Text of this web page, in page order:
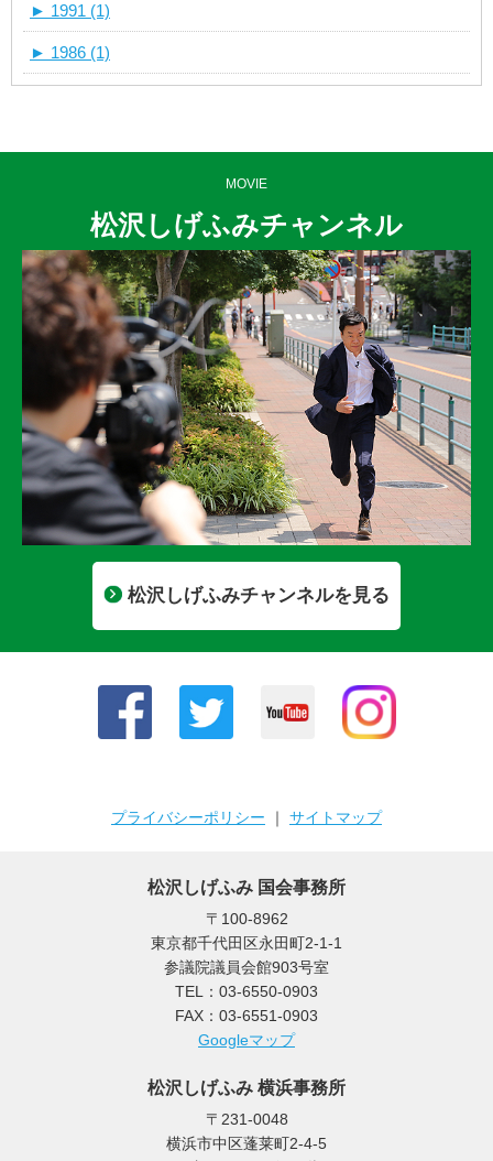
► 1991 (1)
► 1986 (1)
MOVIE
松沢しげふみチャンネル
松沢しげふみチャンネルを見る
プライバシーポリシー ｜ サイトマップ
松沢しげふみ 国会事務所
〒100-8962
東京都千代田区永田町2-1-1
参議院議員会館903号室
TEL：03-6550-0903
FAX：03-6551-0903
Googleマップ
松沢しげふみ 横浜事務所
〒231-0048
横浜市中区蓬莱町2-4-5